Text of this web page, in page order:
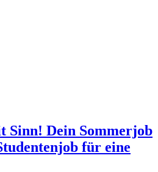
Sinn! Dein Sommerjob
für eine